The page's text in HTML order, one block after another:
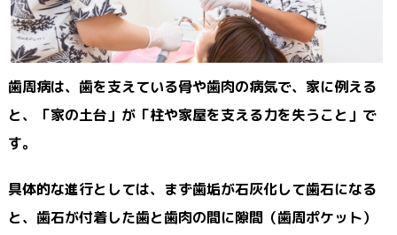
歯周病は、歯を支えている骨や歯肉の病気で、家に例える
と、「家の土台」が「柱や家屋を支える力を失うこと」で
す。
具体的な進行としては、まず歯垢が石灰化して歯石になる
と、歯石が付着した歯と歯肉の間に隙間（歯周ポケット）